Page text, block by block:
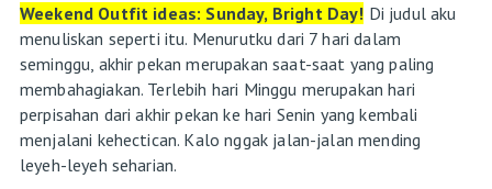
Weekend Outfit ideas: Sunday, Bright Day! Di judul aku
menuliskan seperti itu. Menurutku dari 7 hari dalam
seminggu, akhir pekan merupakan saat-saat yang paling
membahagiakan. Terlebih hari Minggu merupakan hari
perpisahan dari akhir pekan ke hari Senin yang kembali
menjalani kehectican. Kalo nggak jalan-jalan mending
leyeh-leyeh seharian.